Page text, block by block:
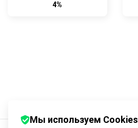
4%
Мы используем Cookies